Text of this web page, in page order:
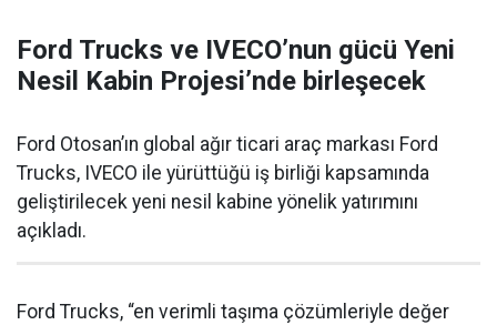
Ford Trucks ve IVECO’nun gücü Yeni
Nesil Kabin Projesi’nde birleşecek
Ford Otosan’ın global ağır ticari araç markası Ford
Trucks, IVECO ile yürüttüğü iş birliği kapsamında
geliştirilecek yeni nesil kabine yönelik yatırımını
açıkladı.
Ford Trucks, “en verimli taşıma çözümleriyle değer